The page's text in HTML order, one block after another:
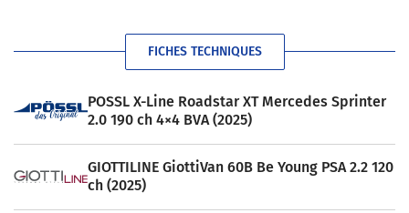
FICHES TECHNIQUES
POSSL X-Line Roadstar XT Mercedes Sprinter
2.0 190 ch 4×4 BVA (2025)
GIOTTILINE GiottiVan 60B Be Young PSA 2.2 120
ch (2025)